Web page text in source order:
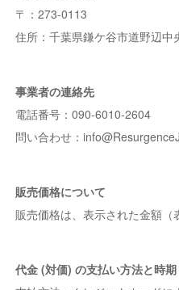
〒：273-0113
住所：千葉県鎌ケ谷市道野辺中
事業者の連絡先
電話番号：090-6010-2604
問い合わせ：
販売価格について
販売価格は、表示された金額（
代金 (対価) の支払い方法と時期